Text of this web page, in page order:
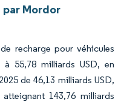
par Mordor
recharge pour véhicules
55,78 milliards USD, en
de 46,13 milliards USD,
143,76 milliards